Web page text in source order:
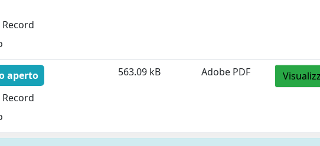
aperto
563.09 kB Adobe PDF